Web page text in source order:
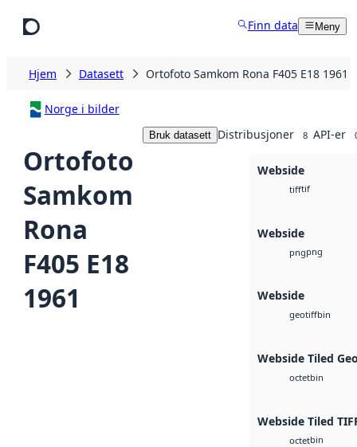
Finn data Meny
Hjem Datasett Ortofoto Samkom Rona F405 E18 1961
Norge i bilder
Ortofoto
Samkom
Rona
F405 E18
1961
Bruk datasett Distribusjoner 8 API-er
Webside
tifftif
Webside
pngpng
Webside
geotiffbin
Webside Tiled
octetbin
Webside Tiled
octetbin